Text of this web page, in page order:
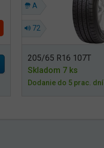
A
72
205/65 R16 107T
Skladom 7 ks
Dodanie do 5 prac. dní